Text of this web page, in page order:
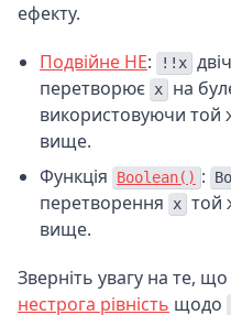
ефекту.
Подвійне НЕ: !!x
перетворює x
на
використовуючи
вище.
Функція
Boolean() :
перетворення
x той
вище.
Зверніть увагу на те,
нестрога рівність щодо